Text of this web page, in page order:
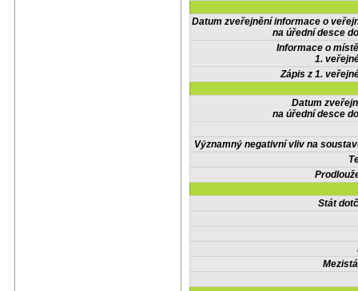
Datum zveřejnění informace o
na úřední desce
Informace o
1.
Zápis z 1.
Datum
na úřední desce
Významný negativní vliv na
Stát